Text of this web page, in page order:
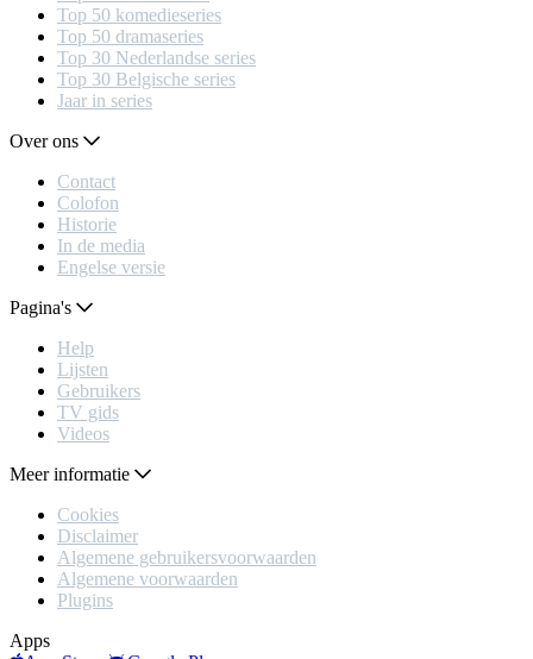
Top 50 komedieseries
Top 50 dramaseries
Top 30 Nederlandse series
Top 30 Belgische series
Jaar in series
Over ons
Contact
Colofon
Historie
In de media
Engelse versie
Pagina's
Help
Lijsten
Gebruikers
TV gids
Videos
Meer informatie
Cookies
Disclaimer
Algemene gebruikersvoorwaarden
Algemene voorwaarden
Plugins
Apps